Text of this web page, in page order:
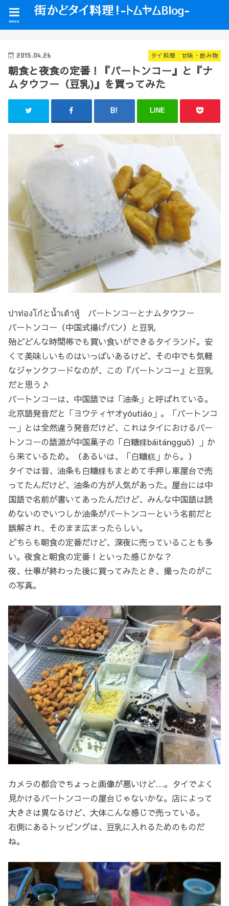
menu
タイ料理 甘味・飲み物
2015.04.26
朝食と夜食の定番！『パートンコー』と『ナ
ムタウフー（豆乳)』を買ってみた
LINE
ปาท่องโก๋とน้ำเต้าหู้ パートンコーとナムタウフー
パートンコー（中国式揚げパン）と豆乳
殆どどんな時間帯でも買い食いができるタイランド。安
くて美味しいものはいっぱいあるけど、その中でも気軽
なジャンクフードなのが、この『パートンコー』と豆乳
だと思う♪
パートンコーは、中国語では「油条」と呼ばれている。
北京語発音だと「ヨウティヤオyóutiáo」。「パートンコ
ー」とは全然違う発音だけど、これはタイにおけるパー
トンコーの語源が中国菓子の「白糖粿báitángguǒ）」か
ら来ているため。（あるいは、「白糖糕」から。）
タイでは昔、油条も白糖粿もまとめて手押し車屋台で売
ってたんだけど、油条の方が人気があった。屋台には中
国語で名前が書いてあったんだけど、みんな中国語は読
めないのでいつしか油条がパートンコーという名前だと
誤解され、そのまま広まったらしい。
どちらも朝食の定番だけど、深夜に売っていることも多
い。夜食と朝食の定番！といった感じかな？
夜、仕事が終わった後に買ってみたとき、撮ったのがこ
の写真。
カメラの都合でちょっと画像が悪いけど…。タイでよく
見かけるパートンコーの屋台じゃないかな。店によって
大きさは異なるけど、大体こんな感じで売っている。
右側にあるトッピングは、豆乳に入れるためのものだ
ね。